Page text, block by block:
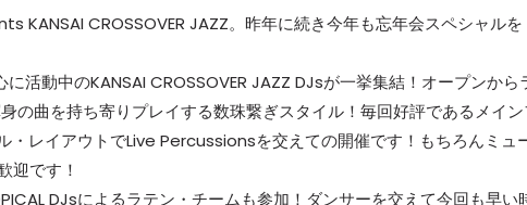
CROSSOVER JAZZ。昨年に続き今年も忘年会スペシャルを
活動中のKANSAI CROSSOVER JAZZ DJsが一挙集結！オープンから
の曲を持ち寄りプレイする数珠繋ぎスタイル！毎回好評であるメイン
・レイアウトでLive Percussionsを交えての開催です！もちろんミュ
迎です！
DJsによるラテン・チームも参加！ダンサーを交えて今回も早い